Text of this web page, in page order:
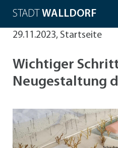
STADT WALLDORF
29.11.2023, Startseite
Wichtiger
Neugestaltung